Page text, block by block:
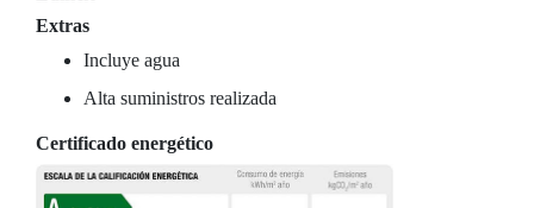
Extras
Incluye agua
Alta suministros realizada
Certificado energético